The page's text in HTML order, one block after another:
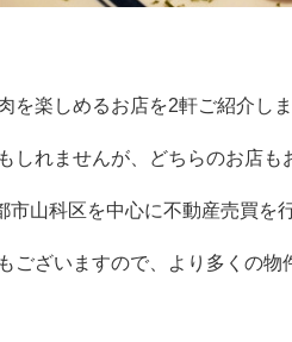
を楽しめるお店を2軒ご紹介しま
しれませんが、どちらのお店も
市山科区を中心に不動産売買を
もございますので、より多くの